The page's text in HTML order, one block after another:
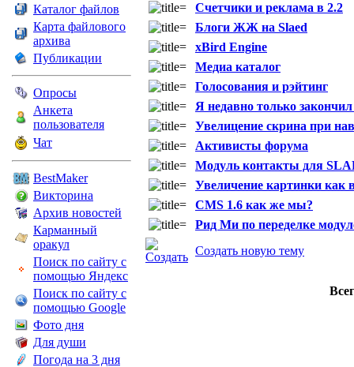
Каталог файлов
Карта файлового
архива
Публикации
Опросы
Анкета
пользователя
Чат
BestMaker
Викторина
Архив новостей
Карманный
оракул
Поиск по сайту с
помощью Яндекс
Поиск по сайту с
помощью Google
Фото дня
Для души
Погода на 3 дня
Счетчики и реклама в 2.2
Блоги ЖЖ на Slaed
xBird Engine
Медиа каталог
Голосования и рэйтинг
Я недавно только
Увелицение скрина при
Активисты форума
Модуль контакты для
Увеличение картинки как
CMS 1.6 как же мы?
Рид Ми по переделке
Создать новую тему